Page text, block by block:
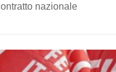
nazionale